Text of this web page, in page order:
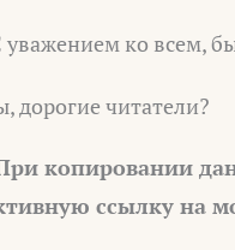
ко всем,
дорогие читатели?
копировании
ссылку на